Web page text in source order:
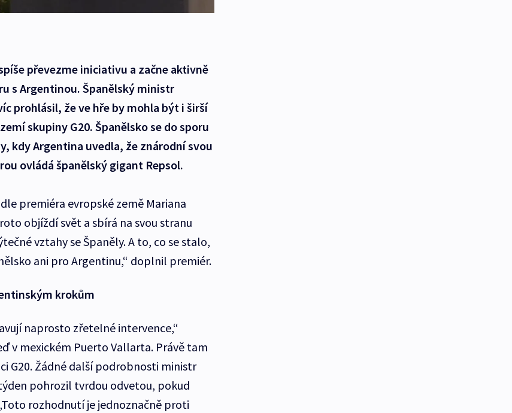
převezme iniciativu a začne aktivně
s Argentinou. Španělský ministr
prohlásil, že ve hře by mohla být i širší
skupiny G20. Španělsko se do sporu
kdy Argentina uvedla, že znárodní svou
ovládá španělský gigant Repsol.
premiéra evropské země Mariana
objíždí svět a sbírá na svou stranu
vztahy se Španěly. A to, co se stalo,
ani pro Argentinu,“ doplnil premiér.
krokům
naprosto zřetelné intervence,“
v mexickém Puerto Vallarta. Právě tam
G20. Žádné další podrobnosti ministr
pohrozil tvrdou odvetou, pokud
rozhodnutí je jednoznačně proti